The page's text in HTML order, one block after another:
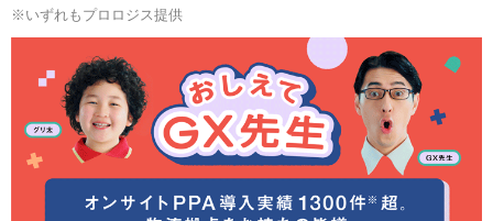
※いずれもプロロジス提供